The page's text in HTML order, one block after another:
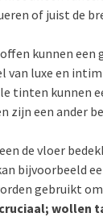
of juist de
kunnen een
van luxe en
tinten kunnen
zijn een ander
de vloer
bijvoorbeeld
gebruikt
wollen